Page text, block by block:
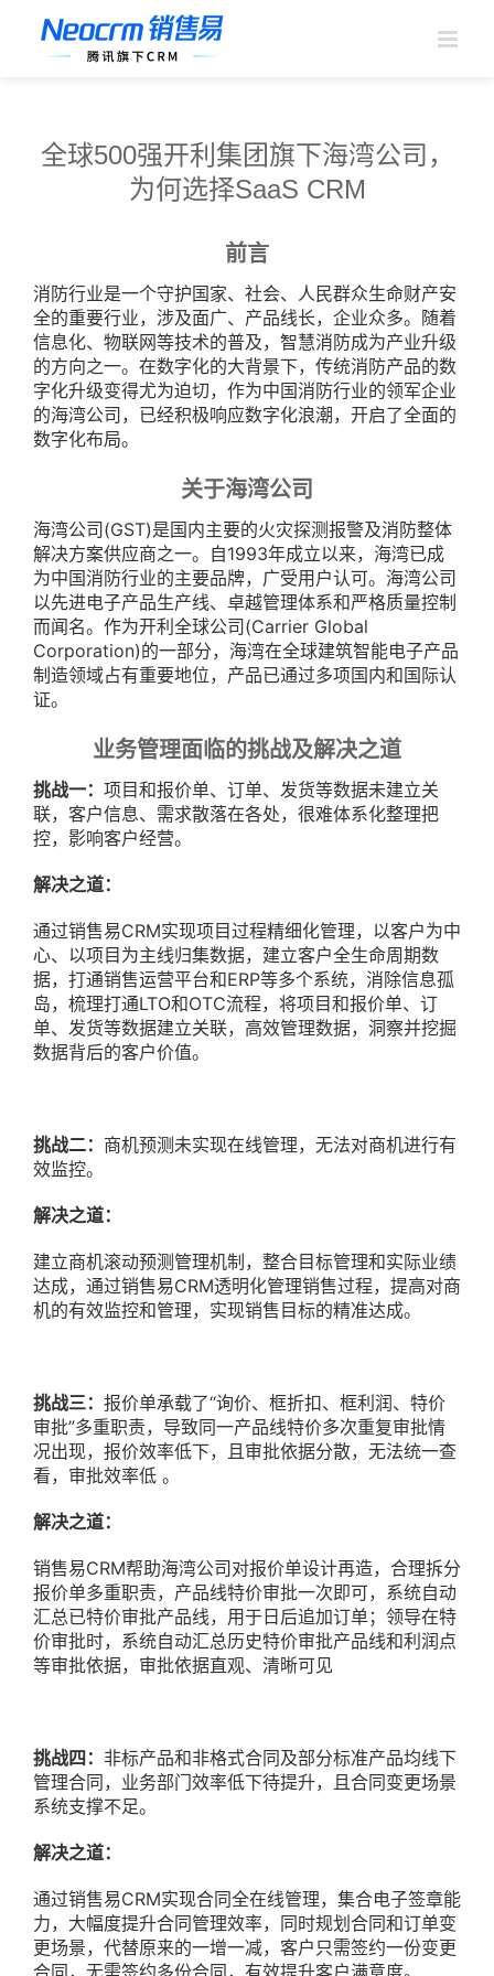
全球500强开利集团旗下海湾公司，
为何选择SaaS CRM
前言
消防行业是一个守护国家、社会、人民群众生命财产安
全的重要行业，涉及面广、产品线长，企业众多。随着
信息化、物联网等技术的普及，智慧消防成为产业升级
的方向之一。在数字化的大背景下，传统消防产品的数
字化升级变得尤为迫切，作为中国消防行业的领军企业
的海湾公司，已经积极响应数字化浪潮，开启了全面的
数字化布局。
关于海湾公司
海湾公司(GST)是国内主要的火灾探测报警及消防整体
解决方案供应商之一。自1993年成立以来，海湾已成
为中国消防行业的主要品牌，广受用户认可。海湾公司
以先进电子产品生产线、卓越管理体系和严格质量控制
而闻名。作为开利全球公司(Carrier Global
Corporation)的一部分，海湾在全球建筑智能电子产品
制造领域占有重要地位，产品已通过多项国内和国际认
证。
业务管理面临的挑战及解决之道
挑战一： 项目和报价单、订单、发货等数据未建立关
联，客户信息、需求散落在各处，很难体系化整理把
控，影响客户经营。
解决之道：
通过销售易CRM实现项目过程精细化管理，以客户为中
心、以项目为主线归集数据，建立客户全生命周期数
据，打通销售运营平台和ERP等多个系统，消除信息孤
岛，梳理打通LTO和OTC流程，将项目和报价单、订
单、发货等数据建立关联，高效管理数据，洞察并挖掘
数据背后的客户价值。
挑战二： 商机预测未实现在线管理，无法对商机进行有
效监控。
解决之道：
建立商机滚动预测管理机制，整合目标管理和实际业绩
达成，通过销售易CRM透明化管理销售过程，提高对商
机的有效监控和管理，实现销售目标的精准达成。
挑战三： 报价单承载了“询价、框折扣、框利润、特价
审批”多重职责，导致同一产品线特价多次重复审批情
况出现，报价效率低下，且审批依据分散，无法统一查
看，审批效率低 。
解决之道：
销售易CRM帮助海湾公司对报价单设计再造，合理拆分
报价单多重职责，产品线特价审批一次即可，系统自动
汇总已特价审批产品线，用于日后追加订单；领导在特
价审批时，系统自动汇总历史特价审批产品线和利润点
等审批依据，审批依据直观、清晰可见
挑战四： 非标产品和非格式合同及部分标准产品均线下
管理合同，业务部门效率低下待提升，且合同变更场景
系统支撑不足。
解决之道：
通过销售易CRM实现合同全在线管理，集合电子签章能
力，大幅度提升合同管理效率，同时规划合同和订单变
更场景，代替原来的一增一减，客户只需签约一份变更
合同，无需签约多份合同，有效提升客户满意度。